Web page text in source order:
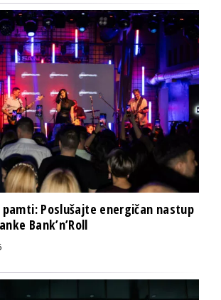
Poslušajte energičan nastup
Bank’n’Roll